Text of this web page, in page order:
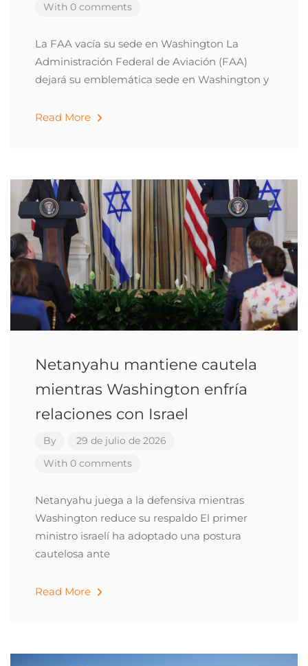
With 0 comments
La FAA vacía su sede en Washington La
Administración Federal de Aviación (FAA)
dejará su emblemática sede en Washington y
Read More
Netanyahu mantiene cautela
mientras Washington enfría
relaciones con Israel
By
29 de julio de 2026
With 0 comments
Netanyahu juega a la defensiva mientras
Washington reduce su respaldo El primer
ministro israelí ha adoptado una postura
cautelosa ante
Read More